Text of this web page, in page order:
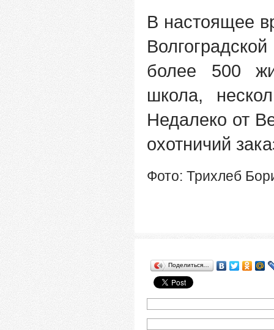
В настоящее
более 500
школа,
Недалеко от
охотничий
Фото: Трихлеб
Поделиться…